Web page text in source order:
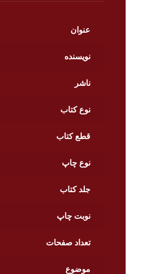
عنوان
نویسنده
ناشر
نوع کتاب
قطع کتاب
نوع چاپ
جلد کتاب
نوبت چاپ
تعداد صفحات
موضوع